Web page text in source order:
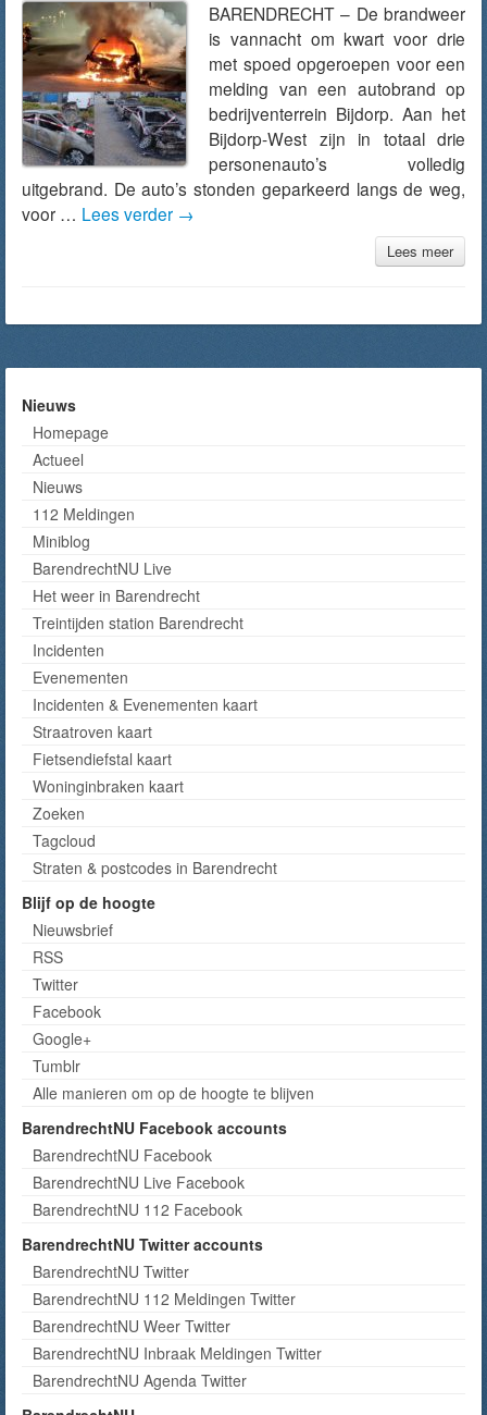
BARENDRECHT – De brandweer
is vannacht om kwart voor drie
met spoed opgeroepen voor een
melding van een autobrand op
bedrijventerrein Bijdorp. Aan het
Bijdorp-West zijn in totaal drie
personenauto’s volledig
uitgebrand. De auto’s stonden geparkeerd langs de weg,
voor … Lees verder →
Lees meer
Nieuws
Homepage
Actueel
Nieuws
112 Meldingen
Miniblog
BarendrechtNU Live
Het weer in Barendrecht
Treintijden station Barendrecht
Incidenten
Evenementen
Incidenten & Evenementen kaart
Straatroven kaart
Fietsendiefstal kaart
Woninginbraken kaart
Zoeken
Tagcloud
Straten & postcodes in Barendrecht
Blijf op de hoogte
Nieuwsbrief
RSS
Twitter
Facebook
Google+
Tumblr
Alle manieren om op de hoogte te blijven
BarendrechtNU Facebook accounts
BarendrechtNU Facebook
BarendrechtNU Live Facebook
BarendrechtNU 112 Facebook
BarendrechtNU Twitter accounts
BarendrechtNU Twitter
BarendrechtNU 112 Meldingen Twitter
BarendrechtNU Weer Twitter
BarendrechtNU Inbraak Meldingen Twitter
BarendrechtNU Agenda Twitter